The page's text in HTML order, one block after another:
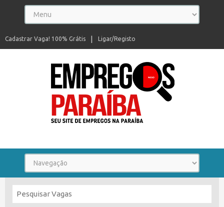
Ligar/Registo
Cadastrar Vaga! 100% Grátis